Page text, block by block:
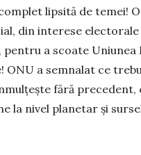
lipsită de temei!
din inte­rese electorale
a scoate Uniunea
ONU a sem­nalat ce
fără precedent,
la nivel planetar și